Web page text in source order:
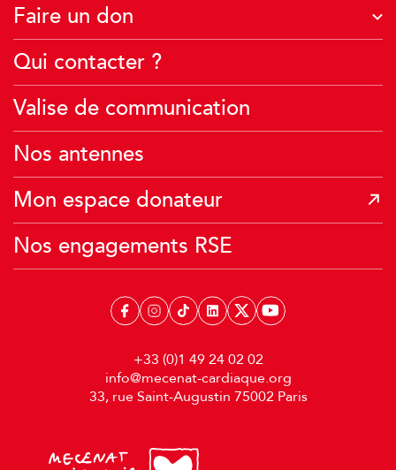
Je deviens famille d’accueil
Je crée une collecte
J’agis avec mon école
Faire un don
À quoi servent vos dons ?
Je fais un don financier
Je transmets mon patrimoine
Je donne mes Miles Air France
Qui contacter ?
Valise de communication
Nos antennes
Mon espace donateur
Nos engagements RSE
+33 (0)1 49 24 02 02
info@mecenat-cardiaque.org
33, rue Saint-Augustin 75002 Paris